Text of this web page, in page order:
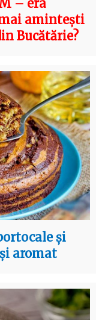
– era
amintești
Bucătărie?
și
aromat